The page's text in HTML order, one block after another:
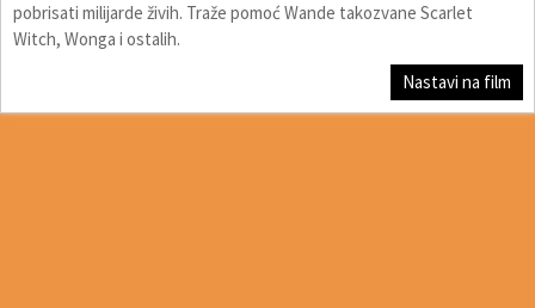
pobrisati milijarde živih. Traže pomoć Wande takozvane Scarlet
Witch, Wonga i ostalih.
Nastavi na film